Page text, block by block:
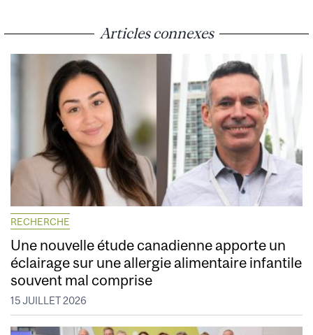
Articles connexes
RECHERCHE
Une nouvelle étude canadienne apporte un
éclairage sur une allergie alimentaire infantile
souvent mal comprise
15 JUILLET 2026